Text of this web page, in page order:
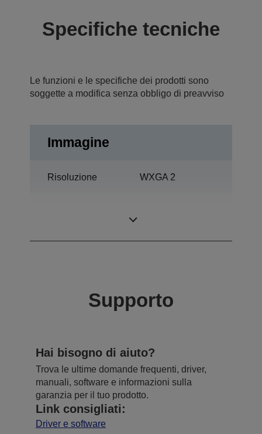
Specifiche tecniche
Le funzioni e le specifiche dei prodotti sono
soggette a modifica senza obbligo di preavviso
Immagine
Risoluzione WXGA 2
Supporto
Hai bisogno di aiuto?
Trova le ultime domande frequenti, driver,
manuali, software e informazioni sulla
garanzia per il tuo prodotto.
Link consigliati:
Driver e software